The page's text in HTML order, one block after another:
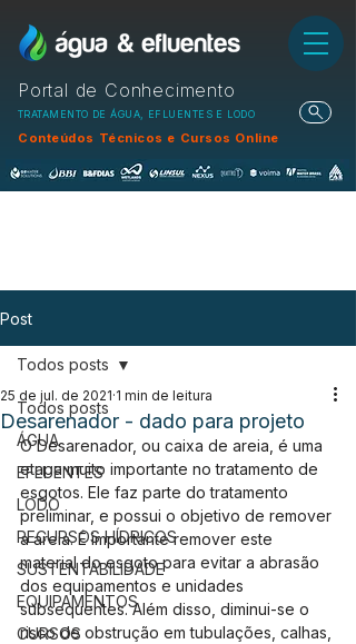
Portal de Conhecimento
TRATAMENTO DE ÁGUA, EFLUENTES E LODO
Conteúdos Técnicos e Cursos Online
Post
Todos posts
ÁGUA
EFLUENTES
LODO
RECURSOS HÍDRICOS
SUSTENTABILIDADE
EQUIPAMENTOS
CURSOS
Todos posts
Desarenador - dado para projeto
25 de jul. de 2021 1 min de leitura
O Desarenador, ou caixa de areia, é uma
etapa muito importante no tratamento de
esgotos. Ele faz parte do tratamento
preliminar, e possui o objetivo de remover
a areia. É importante remover este
material do esgoto para evitar a abrasão
dos equipamentos e unidades
subsequentes. Além disso, diminui-se o
risco de obstrução em tubulações, calhas,